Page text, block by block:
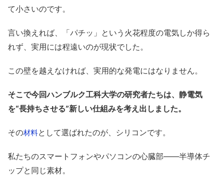
て小さいのです。
言い換えれば、「パチッ」という火花程度の電気しか得ら
れず、実用には程遠いのが現状でした。
この壁を越えなければ、実用的な発電にはなりません。
そこで今回ハンブルク工科大学の研究者たちは、静電気
を“長持ちさせる”新しい仕組みを考え出しました。
その材料として選ばれたのが、シリコンです。
私たちのスマートフォンやパソコンの心臓部――半導体チ
ップと同じ素材。